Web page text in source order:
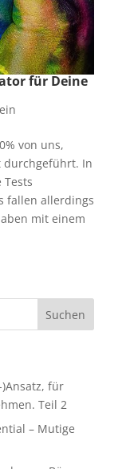
für Deine
von uns,
durchgeführt. In
fallen allerdings
mit einem
für
Teil 2
– Mutige